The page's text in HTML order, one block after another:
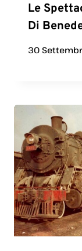
Le
Di
30